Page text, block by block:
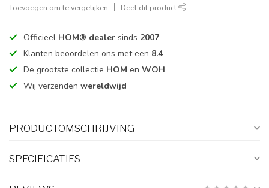
Toevoegen om te vergelijken Deel dit product
Officieel HOM® dealer sinds 2007
Klanten beoordelen ons met een 8.4
De grootste collectie HOM en WOH
Wij verzenden wereldwijd
PRODUCTOMSCHRIJVING
SPECIFICATIES